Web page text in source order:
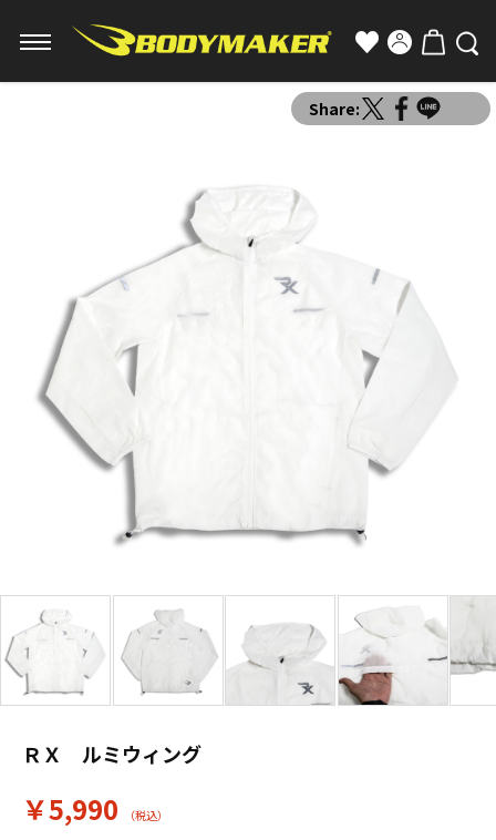
Share:
ＲＸ ルミウィング
￥5,990